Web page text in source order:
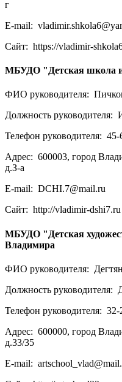
г
E-mail:
Сайт: https://vladimir-
МБУДО "Детская школа
ФИО руководителя:
Должность руководителя:
Телефон руководителя: 45-
Адрес: 600003, город
д.З-а
E-mail: DCHI.7@mail.ru
Сайт: http://vladimir-dshi7.ru
МБУДО "Детская
Владимира
ФИО руководителя:
Должность руководителя:
Телефон руководителя: 32-
Адрес: 600000, город
д.33/35
E-mail: